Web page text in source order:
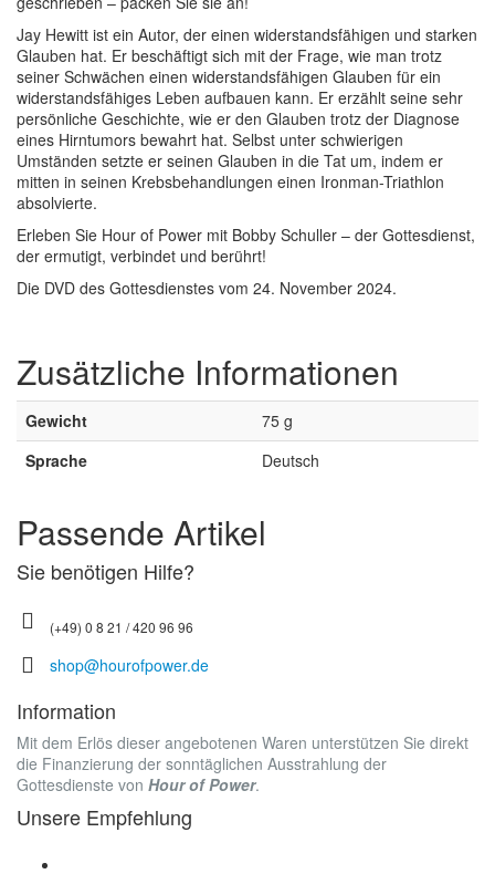
Jay Hewitt ist ein Autor, der einen widerstandsfähigen und starken
Glauben hat. Er beschäftigt sich mit der Frage, wie man trotz
seiner Schwächen einen widerstandsfähigen Glauben für ein
widerstandsfähiges Leben aufbauen kann. Er erzählt seine sehr
persönliche Geschichte, wie er den Glauben trotz der Diagnose
eines Hirntumors bewahrt hat. Selbst unter schwierigen
Umständen setzte er seinen Glauben in die Tat um, indem er
mitten in seinen Krebsbehandlungen einen Ironman-Triathlon
absolvierte.
Erleben Sie Hour of Power mit Bobby Schuller – der Gottesdienst,
der ermutigt, verbindet und berührt!
Die DVD des Gottesdienstes vom 24. November 2024.
Zusätzliche Informationen
Gewicht
75 g
Sprache
Deutsch
Passende Artikel
Sie benötigen Hilfe?
(+49) 0 8 21 / 420 96 96
shop@hourofpower.de
Information
Mit dem Erlös dieser angebotenen Waren unterstützen Sie direkt
die Finanzierung der sonntäglichen Ausstrahlung der
Gottesdienste von Hour of Power.
Unsere Empfehlung